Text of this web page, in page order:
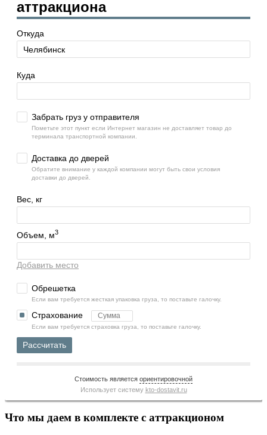
аттракциона
Откуда
Куда
Забрать груз у отправителя
Пометьте этот пункт если Интернет магазин не доставляет товар до
терминала транспортной компании.
Доставка до дверей
Обратите внимание у каждой компании могут быть свои условия
доставки до дверей.
Вес, кг
Объем, м3
Добавить место
Обрешетка
Если вам требуется жесткая упаковка груза, то поставьте галочку.
Страхование
Если вам требуется страховка груза, то поставьте галочку.
Рассчитать
Стоимость является ориентировочной
Использует систему kto-dostavit.ru
Что мы даем в комплекте с аттракционом